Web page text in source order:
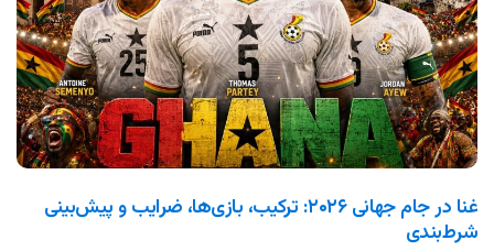
غنا در جام جهانی ۲۰۲۶: ترکیب، بازی‌ها، ضرایب و پیش‌بینی
شرط‌بندی